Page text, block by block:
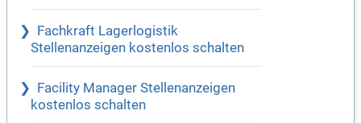
Fachkraft Lagerlogistik
Stellenanzeigen kostenlos schalten
Facility Manager Stellenanzeigen
kostenlos schalten